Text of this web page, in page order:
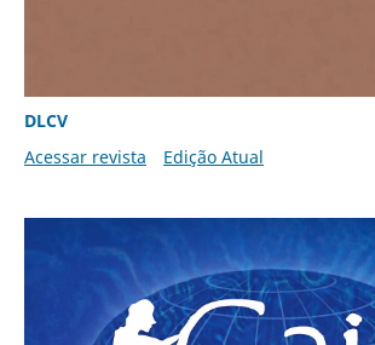
DLCV
Acessar revista
Edição Atual